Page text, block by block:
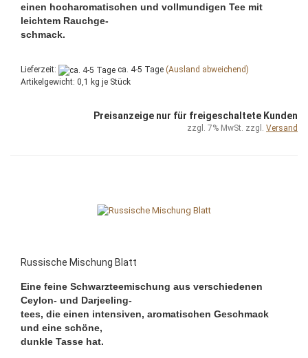
einen hocharomatischen und vollmundigen Tee mit
leichtem Rauchge-
schmack.
Lieferzeit: ca. 4-5 Tage (Ausland abweichend)
Artikelgewicht: 0,1 kg je Stück
Preisanzeige nur für freigeschaltete Kunden
zzgl. 7% MwSt. zzgl. Versand
Russische Mischung Blatt
Eine feine Schwarzteemischung aus verschiedenen
Ceylon- und Darjeeling-
tees, die einen intensiven, aromatischen Geschmack
und eine schöne,
dunkle Tasse hat.